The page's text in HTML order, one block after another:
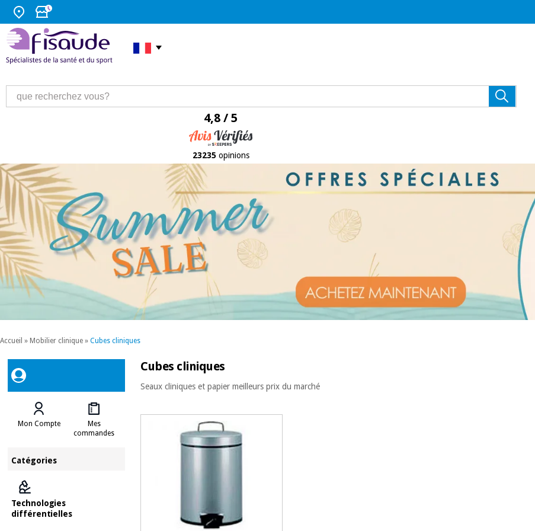
4,8 / 5
23235 opinions
Accueil » Mobilier clinique » Cubes cliniques
Mon Compte
Mes
commandes
Catégories
Technologies
différentielles
Cubes cliniques
Seaux cliniques et papier meilleurs prix du marché